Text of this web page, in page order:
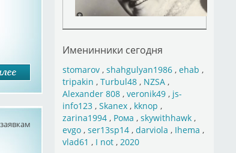
Именинники сегодня
stomarov, shahgulyan1986, ehab ,
tripakin , Turbul48, NZSA,
Alexander 808, veronik49, js-
info123, Skanex, kknop ,
zarina1994, Рома , skywithhawk,
evgo, ser13sp14, darviola , Ihema ,
vlad61 , I not, 2020